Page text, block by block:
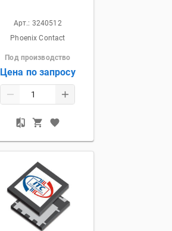
Арт.: 3240512
Phoenix Contact
Под производство
Цена по запросу